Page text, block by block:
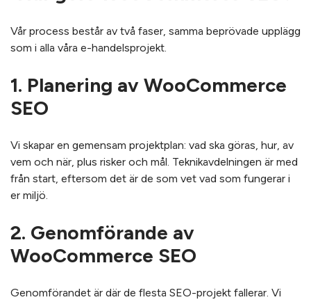
Vår process består av två faser, samma beprövade upplägg
som i alla våra e-handelsprojekt.
1. Planering av WooCommerce
SEO
Vi skapar en gemensam projektplan: vad ska göras, hur, av
vem och när, plus risker och mål. Teknikavdelningen är med
från start, eftersom det är de som vet vad som fungerar i
er miljö.
2. Genomförande av
WooCommerce SEO
Genomförandet är där de flesta SEO-projekt fallerar. Vi